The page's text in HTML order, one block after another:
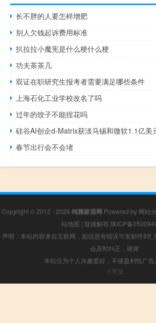
长不胖的人要怎样增肥
别人欠钱起诉费用标准
扒拉拉小魔宪是什么梗什么梗
功夫茶茶几
双证在职研究生报考者需要满足哪些条件
上海石化工业学校改名了吗
过年的饺子不能捏花吗
硅谷AI创企d-Matrix获淡马锡和微软1.1亿美
春节出行会不会堵
Copyright © 2012 - 2026 纯雅家居网 Powered by 网站
站地图 | 疑难解答 陕ICP备
声明：本站内容来自互联网，如信息有错误可发邮件到
会及时纠正，谢谢
本站仅为个人兴趣爱好，不接盈利性广
小男孩